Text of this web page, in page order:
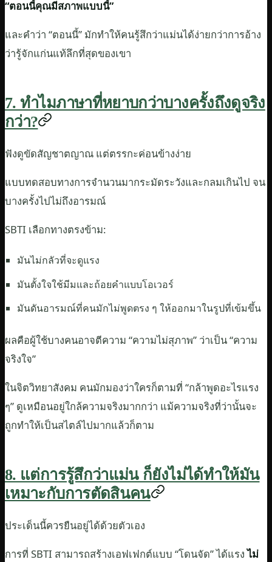
“ตอนนี้คุณมีสภาพแบบนี้”
และคำว่า “ตอนนี้” มักทำให้คนรู้สึกว่าแม่นได้ง่ายกว่าการอ้าง
ว่ารู้จักแก่นแท้ลึกที่สุดของเขา
7. ทำไมภาษาที่หยาบกว่าบางครั้งถึงดูจริง
กว่า?
ฟังดูขัดสัญชาตญาณ แต่ตรรกะค่อนข้างง่าย
แบบทดสอบทางการจำนวนมากระมัดระวังและกลมเกินไป จน
บางครั้งไปไม่ถึงอารมณ์
SBTI เลือกทางตรงข้าม:
มันไม่กลัวที่จะดูแรง
มันตั้งใจใช้มีมและถ้อยคำแบบโอเวอร์
มันดันอารมณ์ที่คนมักไม่พูดตรง ๆ ให้ออกมาในรูปที่เข้มขึ้น
ผลคือผู้ใช้บางคนอาจตีความ “ความไม่สุภาพ” ว่าเป็น “ความ
จริงใจ”
ในจิตวิทยาสังคม คนมักมองว่าใครก็ตามที่ “กล้าพูดอะไรแรง
ๆ” ดูเหมือนอยู่ใกล้ความจริงมากกว่า แม้ความจริงที่ว่านั้นจะ
ถูกทำให้เป็นสไตล์ไปมากแล้วก็ตาม
8. แต่การรู้สึกว่าแม่น ก็ยังไม่ได้ทำให้มัน
เหมาะกับการตัดสินคน
ประเด็นนี้ควรยืนอยู่ได้ด้วยตัวเอง
การที่ SBTI สามารถสร้างเอฟเฟกต์แบบ “โดนจัด” ได้แรงไม่